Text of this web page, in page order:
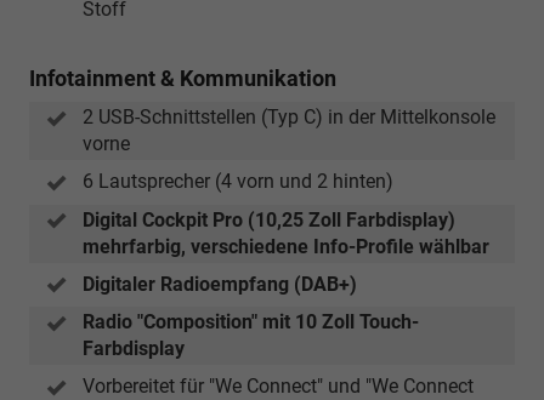
Stoff
Infotainment & Kommunikation
2 USB-Schnittstellen (Typ C) in der Mittelkonsole
vorne
6 Lautsprecher (4 vorn und 2 hinten)
Digital Cockpit Pro (10,25 Zoll Farbdisplay)
mehrfarbig, verschiedene Info-Profile wählbar
Digitaler Radioempfang (DAB+)
Radio "Composition" mit 10 Zoll Touch-
Farbdisplay
Vorbereitet für "We Connect" und "We Connect